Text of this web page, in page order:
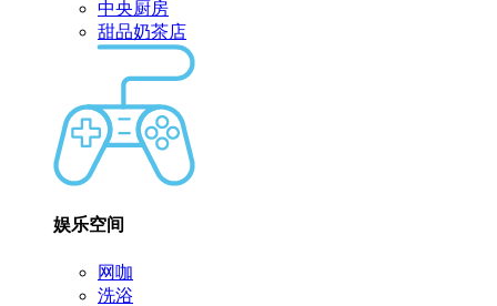
中央厨房
甜品奶茶店
娱乐空间
网咖
洗浴